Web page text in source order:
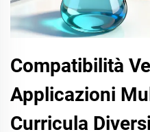
Compatibilità
Applicazioni
Curricula Diversi